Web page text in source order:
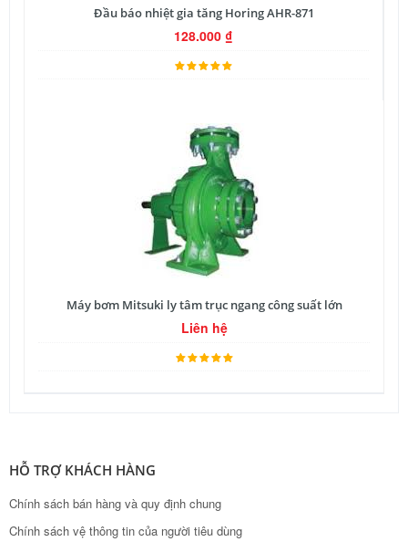
Đầu báo nhiệt gia tăng Horing AHR-871
128.000 ₫
Máy bơm Mitsuki ly tâm trục ngang công suất lớn
Liên hệ
HỖ TRỢ KHÁCH HÀNG
Chính sách bán hàng và quy định chung
Chính sách vệ thông tin của người tiêu dùng